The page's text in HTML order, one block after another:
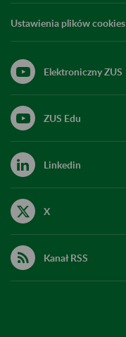
Ustawienia plików cookies
Elektroniczny ZUS
ZUS Edu
Linkedin
X
Kanał RSS